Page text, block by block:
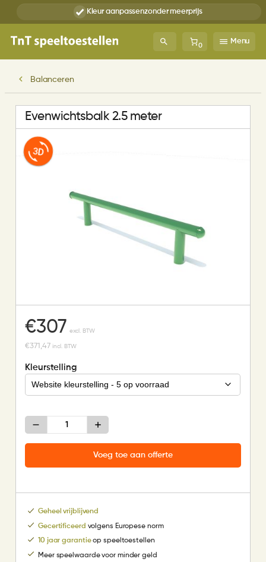
Kleur aanpassenzonder meerprijs
0
Menu
Balanceren
Evenwichtsbalk 2.5 meter
€307 excl. BTW
€371,47 incl. BTW
Kleurstelling
Evenwichtsbalk
meter
Voeg toe aan offerte
Geheel vrijblijvend
Gecertificeerd volgens Europese norm
10 jaar garantieop speeltoestellen
Meer speelwaarde voor minder geld